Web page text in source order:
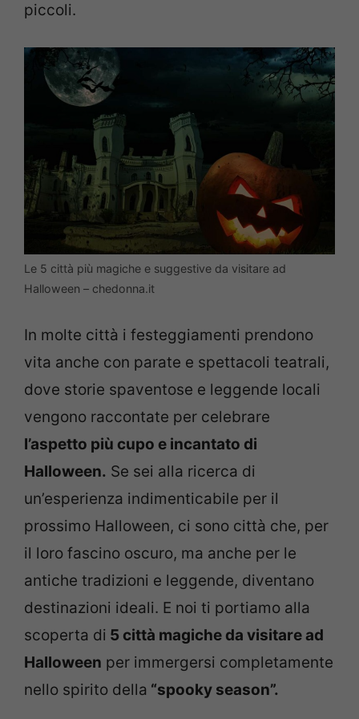
piccoli.
Le 5 città più magiche e suggestive da visitare ad
Halloween – chedonna.it
In molte città i festeggiamenti prendono
vita anche con parate e spettacoli teatrali,
dove storie spaventose e leggende locali
vengono raccontate per celebrare
l’aspetto più cupo e incantato di
Halloween. Se sei alla ricerca di
un’esperienza indimenticabile per il
prossimo Halloween, ci sono città che, per
il loro fascino oscuro, ma anche per le
antiche tradizioni e leggende, diventano
destinazioni ideali. E noi ti portiamo alla
scoperta di 5 città magiche da visitare ad
Halloween per immergersi completamente
nello spirito della “spooky season”.